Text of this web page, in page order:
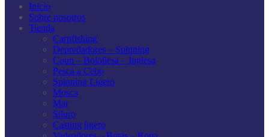
Inicio
Sobre nosotros
Tienda
Carpfishing
Depredadores – Spinning
Coup – Boloñesa – Inglesa
Pesca a Cebo
Spinning Ligero
Mosca
Mar
Siluro
Casting ligero